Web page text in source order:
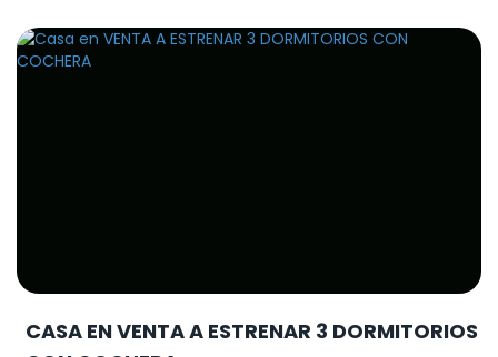
CASA EN VENTA A ESTRENAR 3 DORMITORIOS